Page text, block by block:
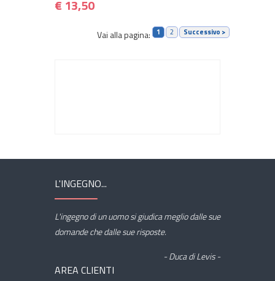
€ 13,50
Vai alla pagina: 1 2 Successivo >
L'INGEGNO...
L'ingegno di un uomo si giudica meglio dalle sue
domande che dalle sue risposte.
- Duca di Levis -
AREA CLIENTI